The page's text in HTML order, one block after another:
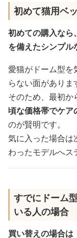
初めて猫用ベ
初めての購入なら
を備えたシンプル
愛猫がドーム型を
らない面がありま
そのため、最初か
頃な価格帯でケア
のが賢明です。
気に入った場合は
わったモデルへス
すでにドーム
いる人の場合
買い替えの場合